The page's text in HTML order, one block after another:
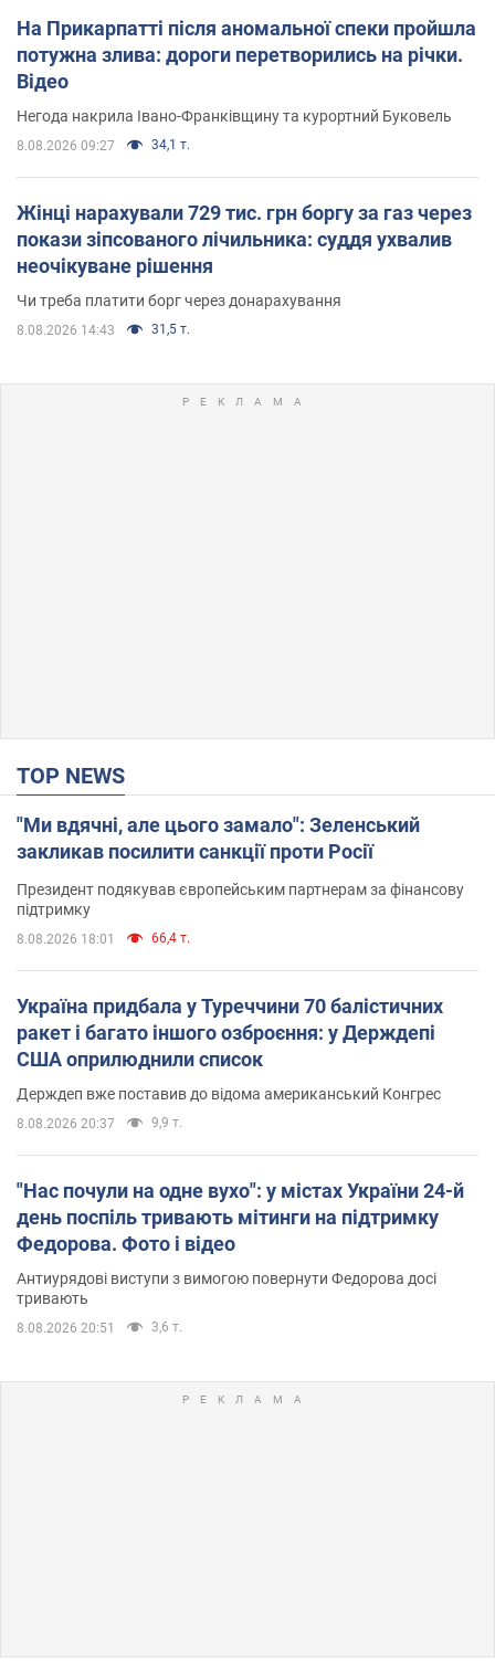
На Прикарпатті після аномальної спеки пройшла
потужна злива: дороги перетворились на річки.
Відео
Негода накрила Івано-Франківщину та курортний Буковель
8.08.2026 09:27 34,1 т.
Жінці нарахували 729 тис. грн боргу за газ через
покази зіпсованого лічильника: суддя ухвалив
неочікуване рішення
Чи треба платити борг через донарахування
8.08.2026 14:43 31,5 т.
TOP NEWS
"Ми вдячні, але цього замало": Зеленський
закликав посилити санкції проти Росії
Президент подякував європейським партнерам за фінансову
підтримку
8.08.2026 18:01 66,4 т.
Україна придбала у Туреччини 70 балістичних
ракет і багато іншого озброєння: у Держдепі
США оприлюднили список
Держдеп вже поставив до відома американський Конгрес
8.08.2026 20:37 9,9 т.
"Нас почули на одне вухо": у містах України 24-й
день поспіль тривають мітинги на підтримку
Федорова. Фото і відео
Антиурядові виступи з вимогою повернути Федорова досі
тривають
8.08.2026 20:51 3,6 т.